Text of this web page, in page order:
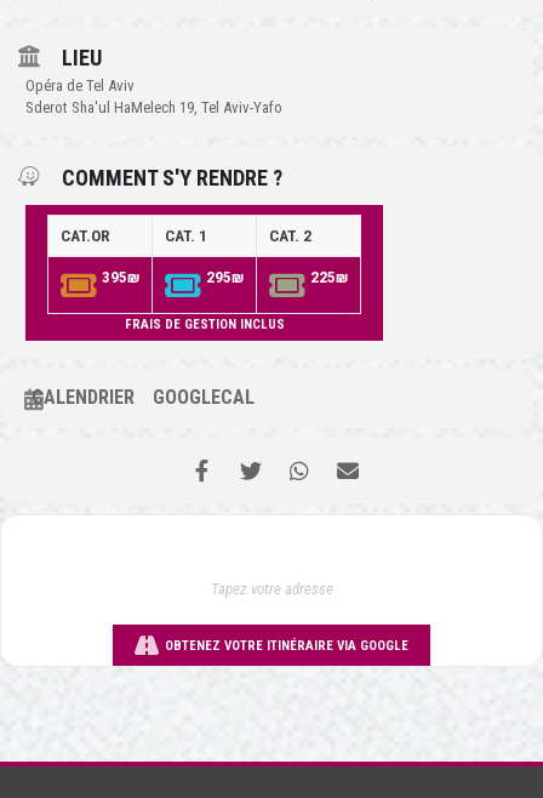
LIEU
Opéra de Tel Aviv
Sderot Sha'ul HaMelech 19, Tel Aviv-Yafo
COMMENT S'Y RENDRE ?
CAT.OR CAT. 1 CAT. 2
395₪ 295₪ 225₪
FRAIS DE GESTION INCLUS
CALENDRIER GOOGLECAL
OBTENEZ VOTRE ITINÉRAIRE VIA GOOGLE